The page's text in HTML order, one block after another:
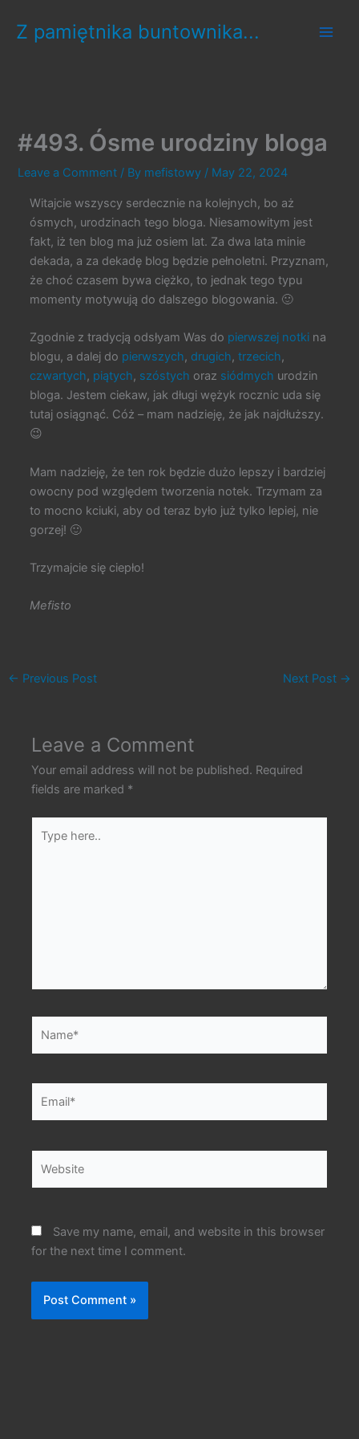
content
Z pamiętnika buntownika...
#493. Ósme urodziny bloga
Leave a Comment / By mefistowy / May 22, 2024
Witajcie wszyscy serdecznie na kolejnych, bo aż
ósmych, urodzinach tego bloga. Niesamowitym jest
fakt, iż ten blog ma już osiem lat. Za dwa lata minie
dekada, a za dekadę blog będzie pełnoletni. Przyznam,
że choć czasem bywa ciężko, to jednak tego typu
momenty motywują do dalszego blogowania. 🙂
Zgodnie z tradycją odsłyam Was do pierwszej notki na
blogu, a dalej do pierwszych, drugich,trzecich,
czwartych, piątych, szóstych oraz siódmych urodzin
bloga. Jestem ciekaw, jak długi wężyk rocznic uda się
tutaj osiągnąć. Cóż – mam nadzieję, że jak najdłuższy.
😉
Mam nadzieję, że ten rok będzie dużo lepszy i bardziej
owocny pod względem tworzenia notek. Trzymam za
to mocno kciuki, aby od teraz było już tylko lepiej, nie
gorzej! 🙂
Trzymajcie się ciepło!
Mefisto
← Previous Post Next Post →
Leave a Comment
Your email address will not be published. Required
fields are marked *
here..
Save my name, email, and website in this browser
for the next time I comment.